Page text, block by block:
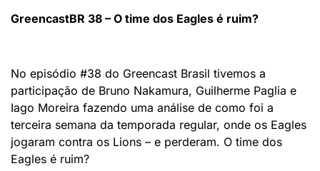
GreencastBR 38 – O time dos Eagles é ruim?
No episódio #38 do Greencast Brasil tivemos a
participação de Bruno Nakamura, Guilherme Paglia e
Iago Moreira fazendo uma análise de como foi a
terceira semana da temporada regular, onde os Eagles
jogaram contra os Lions – e perderam. O time dos
Eagles é ruim?